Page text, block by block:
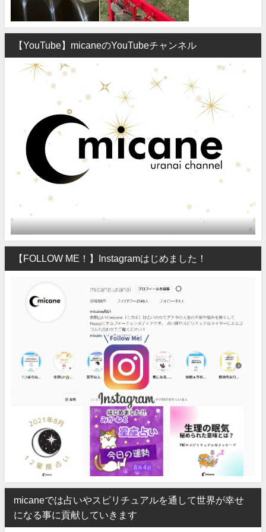
【YouTube】micaneのYouTubeチャンネル
【FOLLOW ME！】Instagramはじめました！
micaneでは占いやスピリチュアルを通して世界が幸せ
になる事に貢献していきます